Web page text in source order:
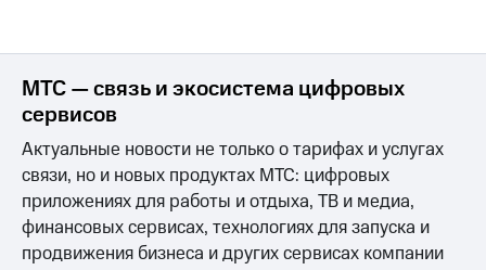
Корпоративное
управление
Корпоративный
секретарь
Раскрытие
информации
Информация
акционерам
МТС — связь и экосистема цифровых
сервисов
Актуальные новости не только о тарифах и услугах
связи, но и новых продуктах МТС: цифровых
приложениях для работы и отдыха, ТВ и медиа,
финансовых сервисах, технологиях для запуска и
продвижения бизнеса и других сервисах компании